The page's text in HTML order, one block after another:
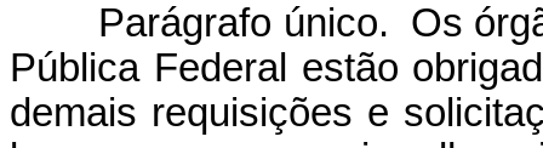
Parágrafo único. Os
Pública Federal estão
demais requisições e